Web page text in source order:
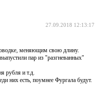
27.09.2018 12:13:17
меняющим свою длину.
пар из "разгневанных"
рубля и т.д.
них есть, поумнее Фургала будут.